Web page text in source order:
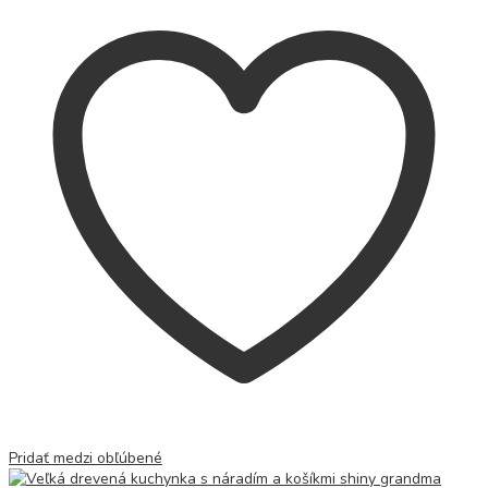
Pridať medzi obľúbené